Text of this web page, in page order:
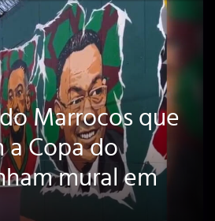
Marrocos que
a Copa do
mural em